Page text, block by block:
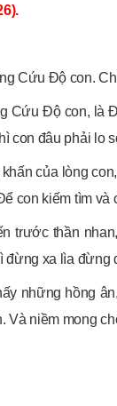
Cứu Độ con.
Cứu Độ con, là
con đâu phải lo
của lòng
con kiếm tìm và
trước thần
xa lìa đừng
những hồng
Và niềm mong